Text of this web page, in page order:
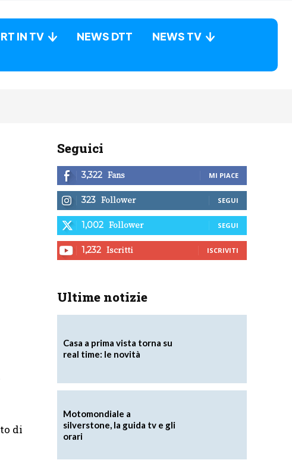
IN TV NEWS DTT
NEWS TV
di
Seguici
3,322 Fans MI PIACE
323 Follower SEGUI
1,002 Follower SEGUI
1,232 Iscritti ISCRIVITI
Ultime notizie
Casa a prima vista torna su
real time: le novità
Motomondiale a
silverstone, la guida tv e gli
orari